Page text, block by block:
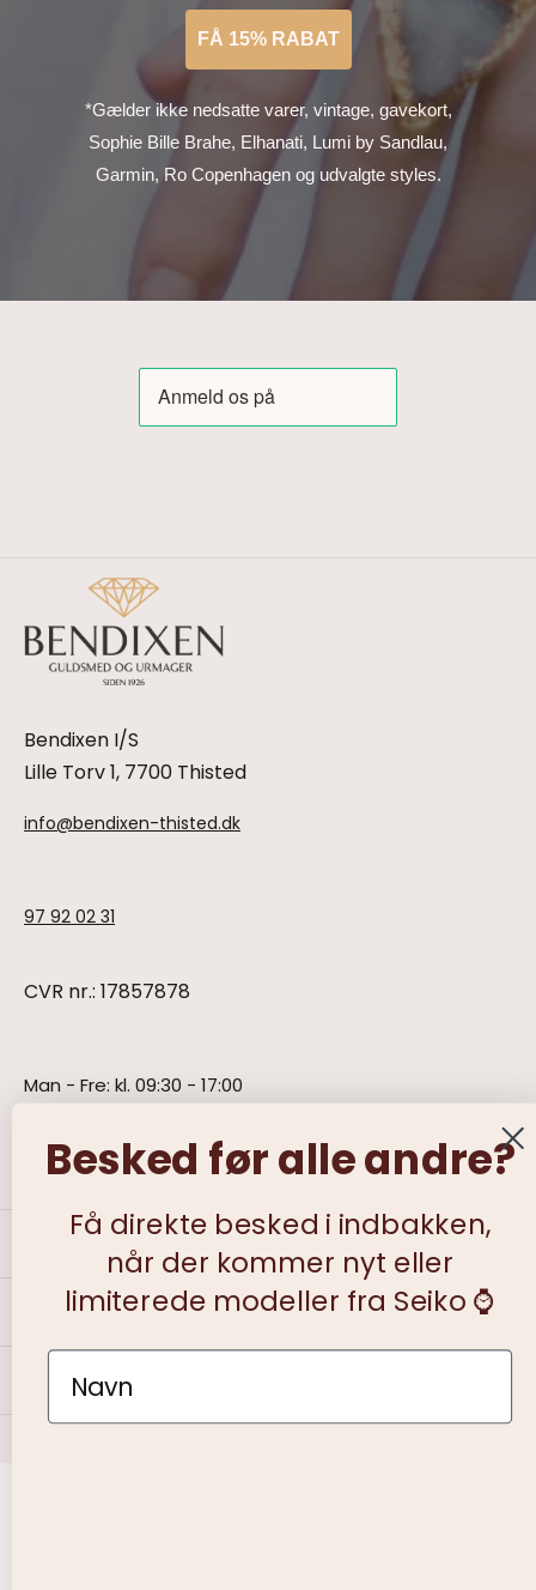
FÅ 15% RABAT
*Gælder ikke nedsatte varer, vintage, gavekort,
Sophie Bille Brahe, Elhanati, Lumi by Sandlau,
Garmin, Ro Copenhagen og udvalgte styles.
Bendixen I/S
Lille Torv 1, 7700 Thisted
info@bendixen-thisted.dk
97 92 02 31
CVR nr.: 17857878
Man - Fre: kl. 09:30 - 17:00
Søndag - lukket
Information
Kundeservice
Om Bendixen
Besked før alle andre?
Få direkte besked i indbakken,
når der kommer nyt eller
limiterede modeller fra Seiko ⌚️